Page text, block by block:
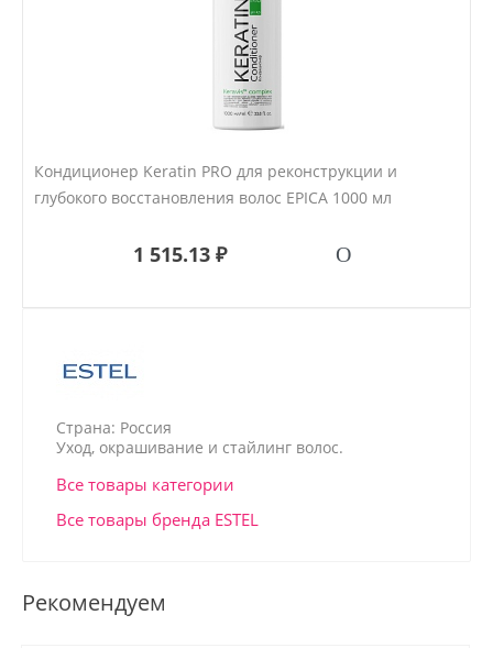
Кондиционер Keratin PRO для реконструкции и
глубокого восстановления волос EPICA 1000 мл
1 515.13 ₽
Страна: Россия
Уход, окрашивание и стайлинг волос.
Все товары категории
Все товары бренда ESTEL
Рекомендуем